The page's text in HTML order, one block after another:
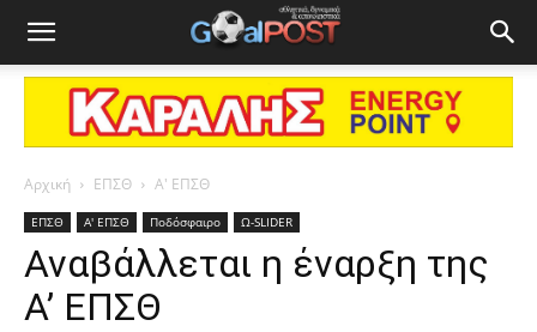
Αρχική ΕΠΣΘ Α' ΕΠΣΘ
ΕΠΣΘ Α' ΕΠΣΘ Ποδόσφαιρο Ω-SLIDER
Αναβάλλεται η έναρξη της
Α’ ΕΠΣΘ